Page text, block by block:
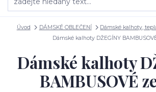
Úvod DÁMSKÉ OBLEČENÍ
Dámské kalhoty,
Dámské kalhoty DŽEGÍNY
Dámské kalhoty
BAMBUSOVÉ